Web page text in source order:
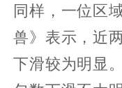
同样，一位区
兽》表示，近
下滑较为明显